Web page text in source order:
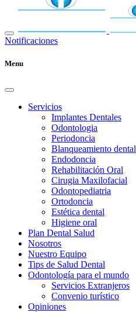
Notificaciones
Menu
Servicios
Implantes Dentales
Odontologia
Periodoncia
Blanqueamiento dental
Endodoncia
Rehabilitación Oral
Cirugia Maxilofacial
Odontopediatria
Ortodoncia
Estética dental
Higiene oral
Plan Dental Salud
Nosotros
Nuestro Equipo
Tips de Salud Dental
Odontología para el mundo
Servicios Extranjeros
Convenio turístico
Opiniones